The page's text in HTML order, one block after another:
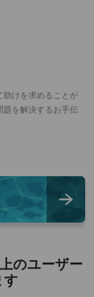
助けを求めることが
を解決するお手伝
のユーザー
す